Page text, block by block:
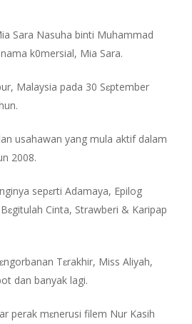
Sara Nasuha binti Muhammad
k0mersial, Mia Sara.
Malaysia pada 30 Sɛptember
usahawan yang mula aktif dalam
2008.
sepɛrti Adamaya, Epilog
Cinta, Strawberi & Karipap
Tɛrakhir, Miss Aliyah,
dan banyak lagi.
perak mɛnerusi filem Nur Kasih